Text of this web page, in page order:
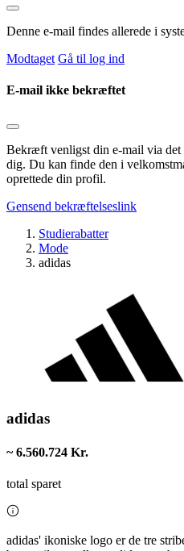
Denne e-mail findes allerede i
Modtaget Gå til log ind
E-mail ikke bekræftet
Bekræft venligst din e-mail via
dig. Du kan finde den i
oprettede din profil.
Gensend bekræftelseslink
Studierabatter
Mode
adidas
adidas
~ 6.560.724 Kr.
total sparet
adidas' ikoniske logo er de tre